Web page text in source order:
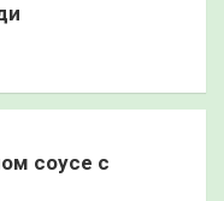
соусе с